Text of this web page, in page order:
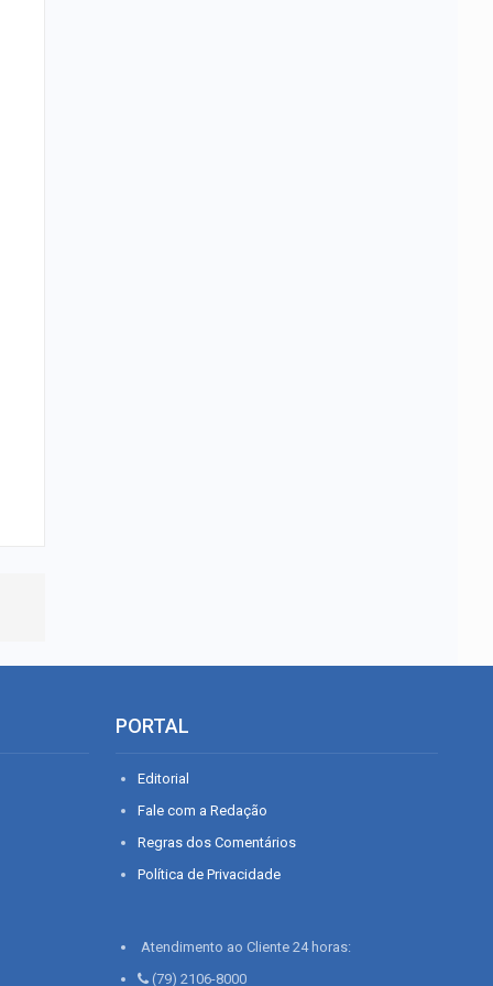
PORTAL
Editorial
Fale com a Redação
Regras dos Comentários
Política de Privacidade
Atendimento ao Cliente 24 horas:
(79) 2106-8000